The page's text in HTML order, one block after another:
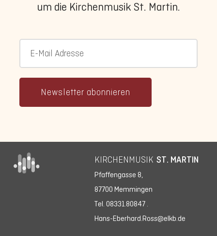
um die Kirchenmusik St. Martin.
Newsletter abonnieren
KIRCHENMUSIK ST. MARTIN
Pfaffengasse 8,
87700 Memmingen
Tel. 08331.80847
Hans-Eberhard.Ross@elkb.de